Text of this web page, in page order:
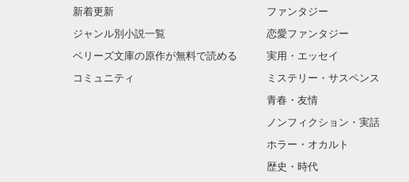
新着更新
ジャンル別小説一覧
ベリーズ文庫の原作が無料で読める
コミュニティ
ファンタジー
恋愛ファンタジー
実用・エッセイ
ミステリー・サスペンス
青春・友情
ノンフィクション・実話
ホラー・オカルト
歴史・時代